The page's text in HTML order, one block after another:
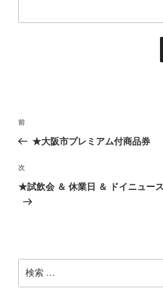
投
ビ
ゲ
ー
過
去
投
稿
前
★大阪市プレミアム付商品券
次
の
次
★試飲会 ＆ 休業日 ＆ ドイニュー
検
索: